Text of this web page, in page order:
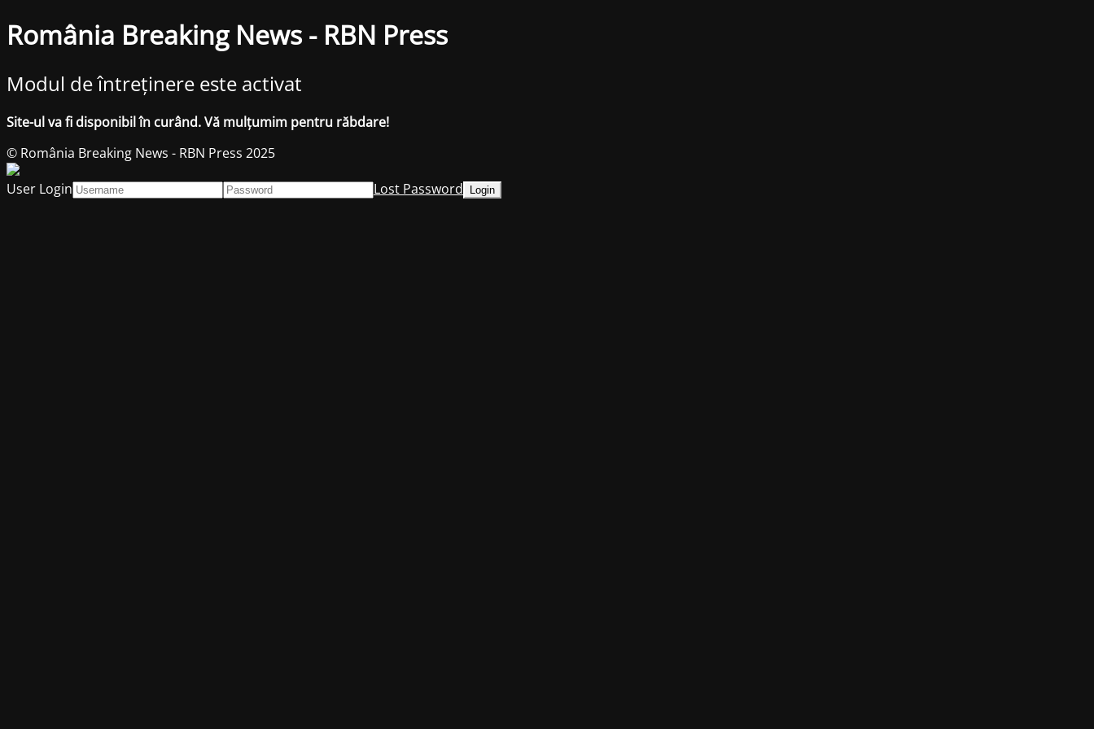
România Breaking News - RBN Press
Modul de întreținere este activat
Site-ul va fi disponibil în curând. Vă mulțumim pentru răbdare!
© România Breaking News - RBN Press 2025
User Login
Lost Password